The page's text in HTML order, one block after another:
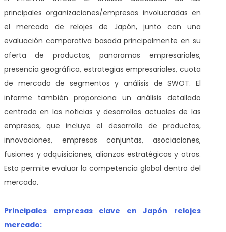
principales organizaciones/empresas involucradas en
el mercado de relojes de Japón, junto con una
evaluación comparativa basada principalmente en su
oferta de productos, panoramas empresariales,
presencia geográfica, estrategias empresariales, cuota
de mercado de segmentos y análisis de SWOT. El
informe también proporciona un análisis detallado
centrado en las noticias y desarrollos actuales de las
empresas, que incluye el desarrollo de productos,
innovaciones, empresas conjuntas, asociaciones,
fusiones y adquisiciones, alianzas estratégicas y otros.
Esto permite evaluar la competencia global dentro del
mercado.
Principales empresas clave en Japón relojes
mercado: